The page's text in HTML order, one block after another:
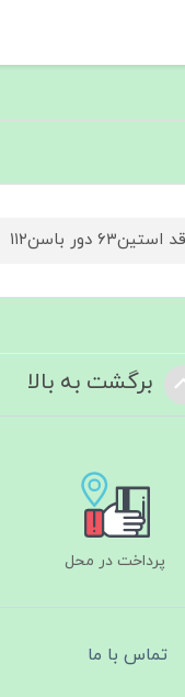
برگشت به بالا
پرداخت در محل
تماس با ما